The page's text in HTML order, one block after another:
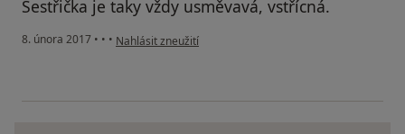
Sestřička je taky vždy usměvavá, vstřícná.
8. února 2017 • • • podle názoru uživatele Váš účet byl odstraněn
Nahlásit zneužití